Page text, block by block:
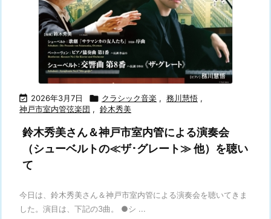
 2026年3月7日  クラシック音楽 , 務川慧悟 ,
神戸市室内管弦楽団 , 鈴木秀美
鈴木秀美さん＆神戸市室内管による演奏会
（シューベルトの≪ザ･グレート≫ 他）を聴い
て
今日は、鈴木秀美さん＆神戸市室内管による演奏会を聴いてきま
した。演目は、下記の3曲。 ●シ ...